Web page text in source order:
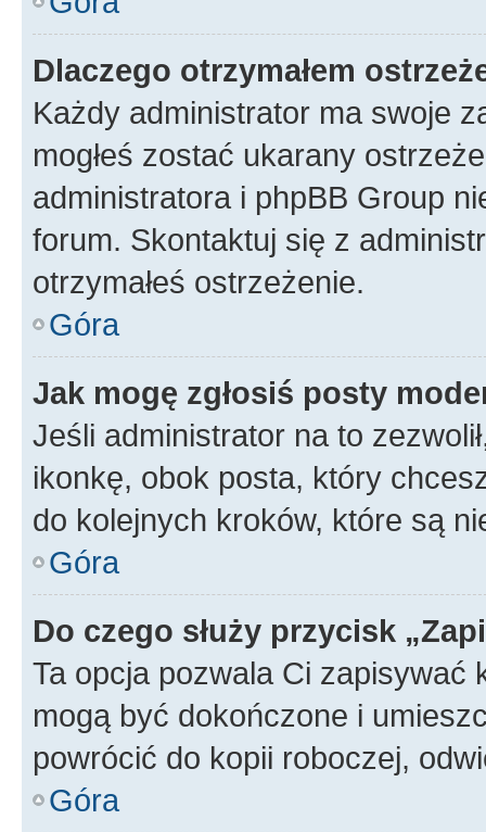
Dlaczego otrzymałem
Każdy administrator ma swoje
mogłeś zostać ukarany
administratora i phpBB Group
forum. Skontaktuj się z
otrzymałeś ostrzeżenie.
Góra
Jak mogę zgłosiś posty
Jeśli administrator na to
ikonkę, obok posta, który
do kolejnych kroków, które są
Góra
Do czego służy przycisk
Ta opcja pozwala Ci zapisywać
mogą być dokończone i
powrócić do kopii roboczej,
Góra